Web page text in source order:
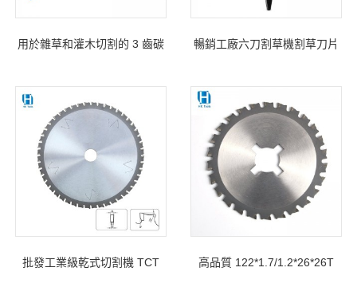
用於雜草和灌木切割的 3 齒碳 暢銷工廠六刀割草機割草刀片
批發工業級乾式切割機 TCT 高品質 122*1.7/1.2*26*26T